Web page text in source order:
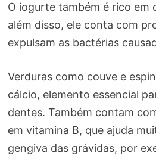
O iogurte também é rico em
além disso, ele conta com
expulsam as bactérias
Verduras como couve e
cálcio, elemento essencial
dentes. Também contam
em vitamina B, que ajuda
gengiva das grávidas, por